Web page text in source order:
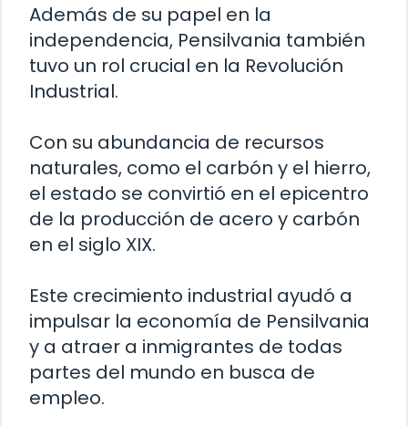
Además de su papel en la
independencia, Pensilvania también
tuvo un rol crucial en la Revolución
Industrial.
Con su abundancia de recursos
naturales, como el carbón y el hierro,
el estado se convirtió en el epicentro
de la producción de acero y carbón
en el siglo XIX.
Este crecimiento industrial ayudó a
impulsar la economía de Pensilvania
y a atraer a inmigrantes de todas
partes del mundo en busca de
empleo.